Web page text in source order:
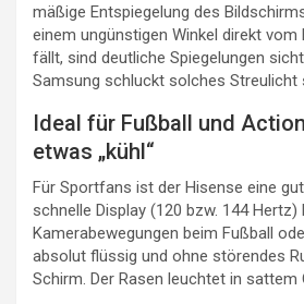
mäßige Entspiegelung des
einem ungünstigen Winkel direkt
fällt, sind deutliche Spiegelungen
Samsung schluckt solches Streulicht
Ideal für Fußball und
etwas „kühl“
Für Sportfans ist der Hisense eine
schnelle Display (120 bzw. 144
Kamerabewegungen beim Fußball
absolut flüssig und ohne störendes
Schirm. Der Rasen leuchtet in sattem